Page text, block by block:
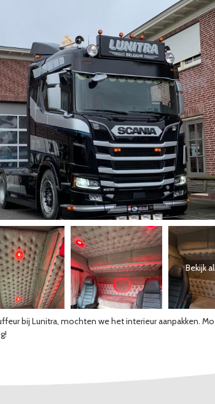
Bekijk
bij Lunitra, mochten we het interieur aanpakken.